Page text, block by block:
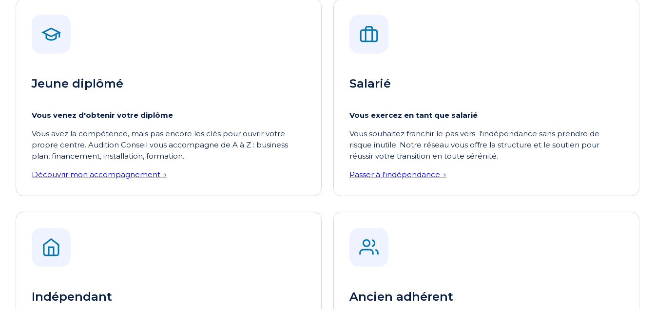
Jeune diplômé
Vous venez d'obtenir votre diplôme
Vous avez la compétence, mais pas encore les clés pour ouvrir votre
propre centre. Audition Conseil vous accompagne de A à Z : business
plan, financement, installation, formation.
Découvrir mon accompagnement →
Salarié
Vous exercez en tant que salarié
Vous souhaitez franchir le pas vers l'indépendance sans prendre de
risque inutile. Notre réseau vous offre la structure et le soutien pour
réussir votre transition en toute sérénité.
Passer à l'indépendance →
Indépendant Ancien adhérent